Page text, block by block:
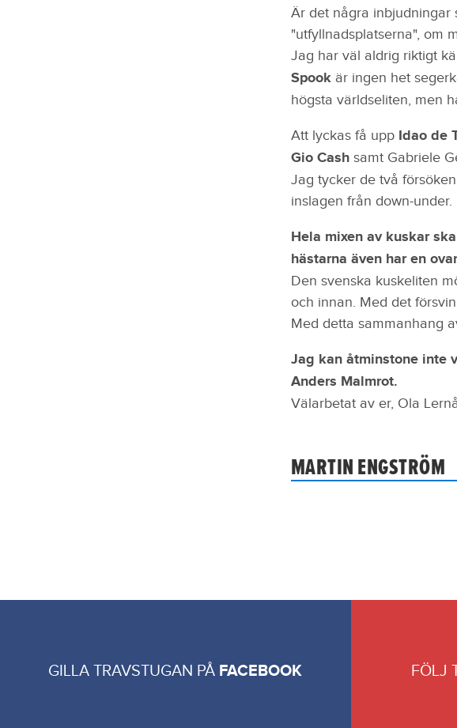
Är det några inbjudningar
"utfyllnadsplatserna", om
Jag har väl aldrig riktigt
Spook är ingen het
högsta världseliten, men
Att lyckas få uppIdao de
Gio Cashsamt Gabriele
Jag tycker de två
inslagen från down-under.
Hela mixen av kuskar
hästarna även har en
Den svenska kuskeliten
och innan. Med det
Med detta sammanhang
Jag kan åtminstone inte
Anders Malmrot.
Välarbetat av er, Ola
MARTIN ENGSTRÖM
GILLA TRAVSTUGAN PÅ FACEBOOK FÖLJ